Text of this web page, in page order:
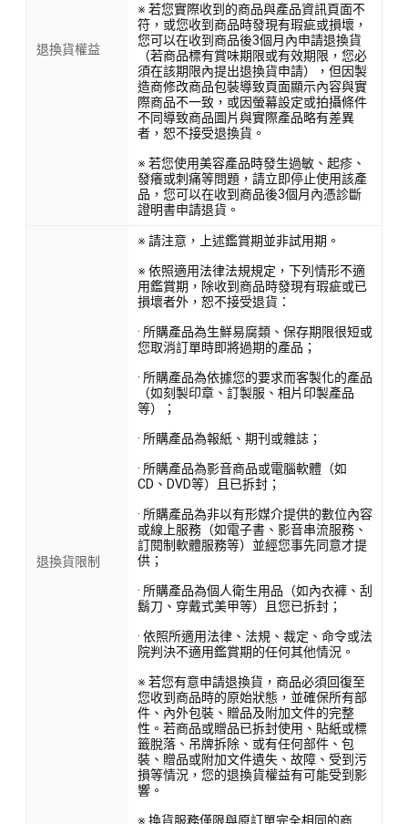
退換貨權益
※ 若您實際收到的商品與產品資訊頁面不
符，或您收到商品時發現有瑕疵或損壞，
您可以在收到商品後3個月內申請退換貨
（若商品標有賞味期限或有效期限，您必
須在該期限內提出退換貨申請），但因製
造商修改商品包裝導致頁面顯示內容與實
際商品不一致，或因螢幕設定或拍攝條件
不同導致商品圖片與實際產品略有差異
者，恕不接受退換貨。
※ 若您使用美容產品時發生過敏、起疹、
發癢或刺痛等問題，請立即停止使用該產
品，您可以在收到商品後3個月內憑診斷
證明書申請退貨。
退換貨限制
※ 請注意，上述鑑賞期並非試用期。
※ 依照適用法律法規規定，下列情形不適
用鑑賞期，除收到商品時發現有瑕疵或已
損壞者外，恕不接受退貨：
· 所購產品為生鮮易腐類、保存期限很短或
您取消訂單時即將過期的產品；
· 所購產品為依據您的要求而客製化的產品
（如刻製印章、訂製服、相片印製產品
等）；
· 所購產品為報紙、期刊或雜誌；
· 所購產品為影音商品或電腦軟體（如
CD、DVD等）且已拆封；
· 所購產品為非以有形媒介提供的數位內容
或線上服務（如電子書、影音串流服務、
訂閱制軟體服務等）並經您事先同意才提
供；
· 所購產品為個人衛生用品（如內衣褲、刮
鬍刀、穿戴式美甲等）且您已拆封；
· 依照所適用法律、法規、裁定、命令或法
院判決不適用鑑賞期的任何其他情況。
※ 若您有意申請退換貨，商品必須回復至
您收到商品時的原始狀態，並確保所有部
件、內外包裝、贈品及附加文件的完整
性。若商品或贈品已拆封使用、貼紙或標
籤脫落、吊牌拆除、或有任何部件、包
裝、贈品或附加文件遺失、故障、受到污
損等情況，您的退換貨權益有可能受到影
響。
※ 換貨服務僅限與原訂單完全相同的商